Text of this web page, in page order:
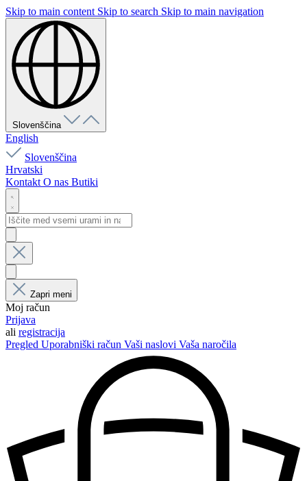
Skip to main content Skip to search Skip to main navigation
Slovenščina
English
Slovenščina
Hrvatski
Kontakt O nas Butiki
Zapri meni
Moj račun
Prijava
ali registracija
Pregled Uporabniški račun Vaši naslovi Vaša naročila